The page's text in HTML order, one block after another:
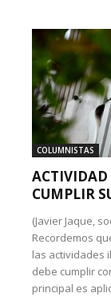
COLUMNISTAS
ACTIVIDAD
CUMPLIR
(Javier Jaque,
Recordemos
las actividades
debe cumplir
principal es